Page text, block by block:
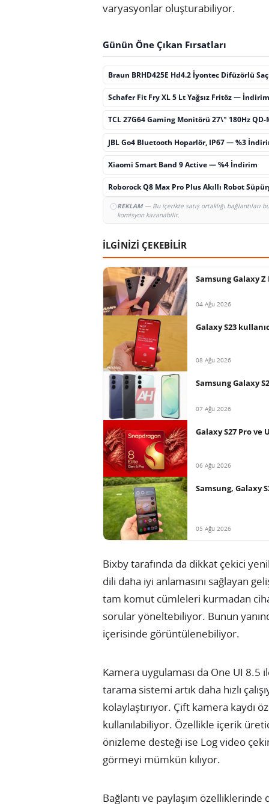
varyasyonlar oluşturabiliyor.
Günün Öne Çıkan Fırsatları
Braun BRHD425E Hd4.2 İyontec Difüzörlü
Schafer Fit Fry XL 5 Lt Yağsız Fritöz —
TCL 27G64 Gaming Monitörü 27\" 180Hz
JBL Go4 Bluetooth Hoparlör, IP67 — %3
Xiaomi Smart Band 9 Active — %4 İndirim
Roborock Q8 Max Pro Plus Akıllı Robot
REKLAM— Bu içerikte satış ortaklığı bağlantıları
komisyon kazanabilir.
İLGİNİZİ ÇEKEBİLİR
Samsung Galaxy
04 Ağu 2026
Galaxy S23
08 Ağu 2026
Samsung Galaxy
07 Ağu 2026
Galaxy S27 Pro
06 Ağu 2026
Samsung, Galaxy
05 Ağu 2026
Bixby tarafında da dikkat çekici
dili daha iyi anlamasını sağlayan
tam komut cümleleri kurmadan
sorular yöneltebiliyor. Bunun
içerisinde görüntülenebiliyor.
Kamera uygulaması da One UI
tarama sistemi artık daha hızlı
kolaylaştırıyor. Çift kamera kaydı
kullanılabiliyor. Özellikle içerik
önizleme desteği ise Log video
görmeyi mümkün kılıyor.
Bağlantı ve paylaşım